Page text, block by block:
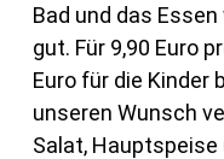
Bad und das
gut. Für 9,90 Euro
Euro für die Kinder
unseren Wunsch
Salat,